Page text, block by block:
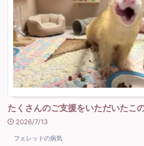
たくさんのご支援をいただいたこ
2026/7/13
フェレットの病気